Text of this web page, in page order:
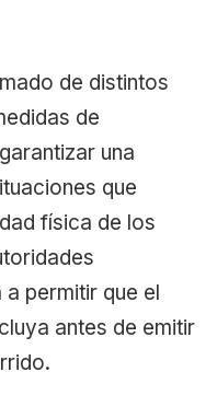
de distintos
de
una
que
física de los
permitir que el
antes de emitir